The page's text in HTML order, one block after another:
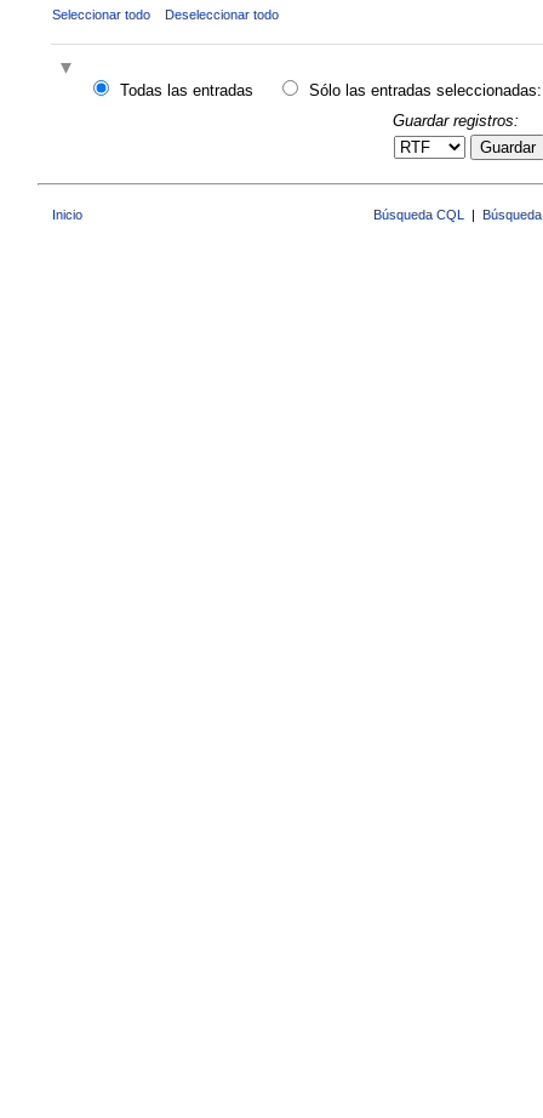
Seleccionar todo Deseleccionar todo
Todas las entradas
Sólo las entradas seleccionadas:
Guardar registros:
Guardar
Inicio Búsqueda CQL